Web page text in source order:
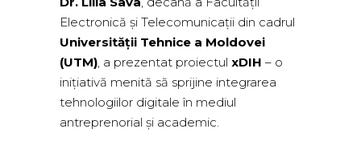
Electronică și Telecomunicații din cadrul
Universității Tehnice a Moldovei
(UTM), a prezentat proiectul xDIH – o
inițiativă menită să sprijine integrarea
tehnologiilor digitale în mediul
antreprenorial și academic.